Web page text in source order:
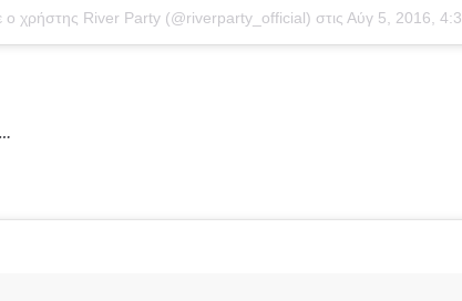
ο χρήστης River Party (@riverparty_official) στις Αύγ 5, 2016, 4:39πμ PDT